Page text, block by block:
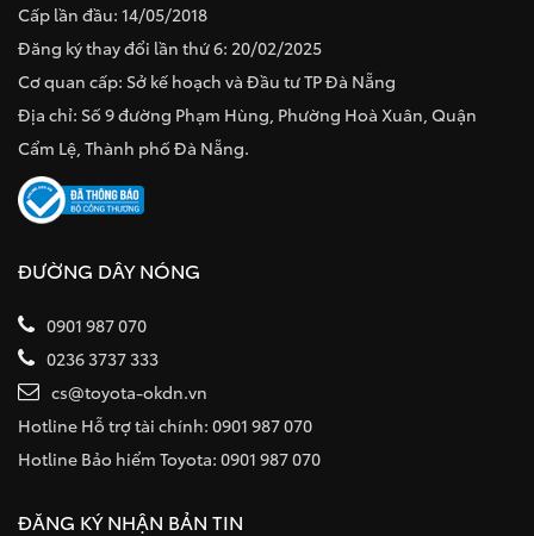
Cấp lần đầu: 14/05/2018
Đăng ký thay đổi lần thứ 6: 20/02/2025
Cơ quan cấp: Sở kế hoạch và Đầu tư TP Đà Nẵng
Địa chỉ: Số 9 đường Phạm Hùng, Phường Hoà Xuân, Quận
Cẩm Lệ, Thành phố Đà Nẵng.
ĐƯỜNG DÂY NÓNG
0901 987 070
0236 3737 333
cs@toyota-okdn.vn
Hotline Hỗ trợ tài chính: 0901 987 070
Hotline Bảo hiểm Toyota: 0901 987 070
ĐĂNG KÝ NHẬN BẢN TIN